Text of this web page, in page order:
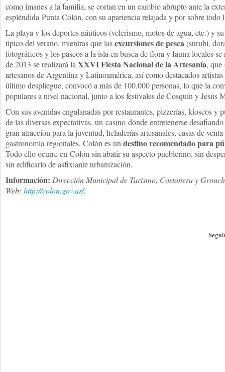
como imanes a la familia; se cortan en un cambio abrupto ante la
espléndida Punta Colón, con su apariencia relajada y por sobre todo
La playa y los deportes náuticos (velerismo, motos de agua, etc.) y
típico del verano, mientras que lasexcursiones de pesca(surubí,
fotográficos y los paseos a la isla en busca de flora y fauna locales
de 2013 se realizará la XXVI Fiesta Nacional de la Artesanía, que
artesanos de Argentina y Latinoamérica, así como destacados
último despliegue, convocó a más de 100.000 personas, lo que la
populares a nivel nacional, junto a los festivales de Cosquín y Jesús
Con sus avenidas engalanadas por restaurantes, pizzerías, kioscos y
de las diversas expectativas, un casino dónde entretenerse
gran atracción para la juventud, heladerías artesanales, casas de
gastronomía regionales, Colón es un destino recomendado para
Todo ello ocurre en Colón sin abatir su aspecto pueblerino, sin
sin edificarlo de asfixiante urbanización.
Información: Dirección Municipal de Turismo, Costanera y
Web: http://colon.gov.ar/.